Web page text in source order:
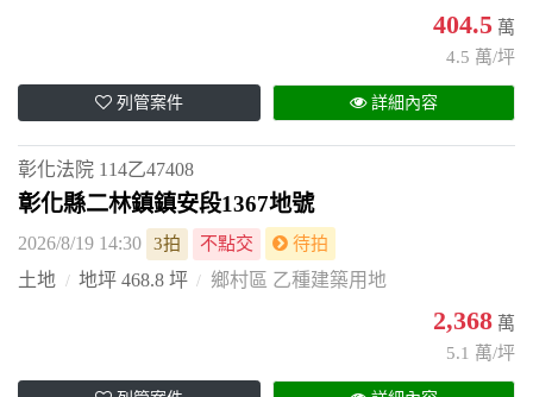
404.5 萬
4.5 萬/坪
列管案件 詳細內容
彰化法院 114乙47408
彰化縣二林鎮鎮安段1367地號
2026/8/19 14:30 3拍 不點交 待拍
土地 地坪 468.8 坪 鄉村區 乙種建築用地
2,368 萬
5.1 萬/坪